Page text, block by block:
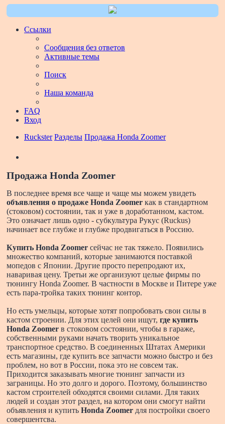
Ссылки
Сообщения без ответов
Активные темы
Поиск
Наша команда
FAQ
Вход
Ruckster Разделы Продажа Honda Zoomer
Продажа Honda Zoomer
В последнее время все чаще и чаще мы можем увидеть
объявления о продаже Honda Zoomer как в стандартном
(стоковом) состоянии, так и уже в доработанном, кастом.
Это означает лишь одно - субкультура Рукус (Ruckus)
начинает все глубже и глубже продвигаться в Россию.
Купить Honda Zoomer сейчас не так тяжело. Появились
множество компаний, которые занимаются поставкой
мопедов с Японии. Другие просто перепродают их,
наваривая цену. Третьи же организуют целые фирмы по
тюнингу Honda Zoomer. В частности в Москве и Питере уже
есть пара-тройка таких тюнинг контор.
Но есть умельцы, которые хотят попробовать свои силы в
кастом строении. Для этих целей они ищут, где купить
Honda Zoomer в стоковом состоянии, чтобы в гараже,
собственными руками начать творить уникальное
транспортное средство. В соединенных Штатах Америки
есть магазины, где купить все запчасти можно быстро и без
проблем, но вот в России, пока это не совсем так.
Приходится заказывать многие тюнинг запчасти из
заграницы. Но это долго и дорого. Поэтому, большинство
кастом строителей обходятся своими силами. Для таких
людей и создан этот раздел, на котором они смогут найти
объявления и купить Honda Zoomer для постройки своего
совершентсва.